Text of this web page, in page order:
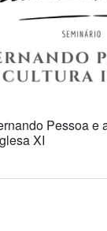
Pessoa e
XI